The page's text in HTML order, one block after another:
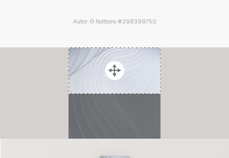
Autor: © Nattaro #298399750